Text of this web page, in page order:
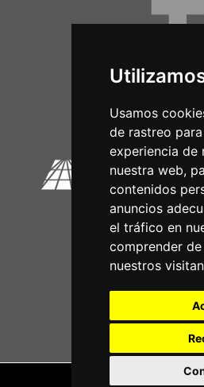
Usamos
de rastreo
experiencia de
nuestra web,
contenidos
anuncios
el tráfico en
comprender
nuestros
Circuitos
Nota legal|Política